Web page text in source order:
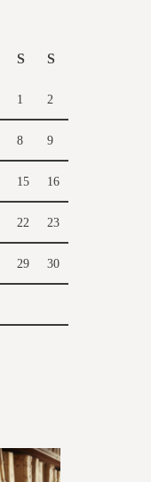
S S
1 2
8 9
15 16
22 23
29 30